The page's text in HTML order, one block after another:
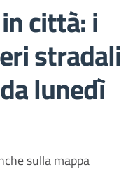
città: i
stradali
lunedì
sulla mappa